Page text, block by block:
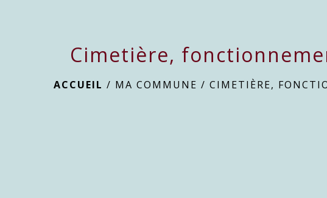
Cimetière,
ACCUEIL / MA COMMUNE / CIMETIÈRE,